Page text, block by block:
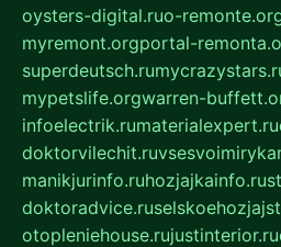
oysters-digital.ruo-
myremont.orgportal-
superdeutsch.ru
mypetslife.orgwarren-
infoelectrik.rumaterialexpert.ru
doktorvilechit.ru
manikjurinfo.ruhozjajkainfo.ru
doktoradvice.ru
otopleniehouse.rujustinterior.ru